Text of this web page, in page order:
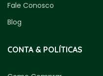
Fale Conosco
Blog
CONTA & POLÍTICAS